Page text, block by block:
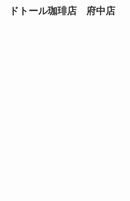
ドトール珈琲店 府中店